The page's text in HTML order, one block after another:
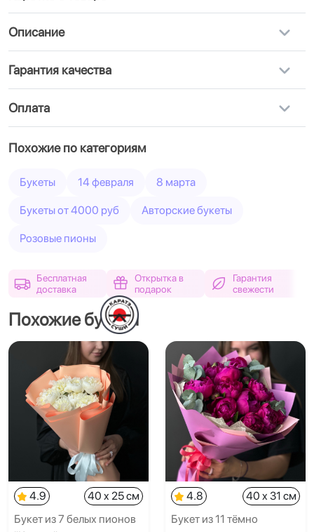
Описание
Гарантия качества
Оплата
Похожие по категориям
Букеты 14 февраля 8 марта
Букеты от 4000 руб Авторские букеты
Розовые пионы
Бесплатная
доставка
Открытка в
подарок
Гарантия
свежести
Похожие букеты
4.9
40 x 25 см
Букет из 7 белых пионов
4.8
40 x 31 см
Букет из 11 тёмно